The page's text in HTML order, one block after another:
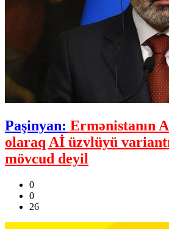
Paşinyan: Ermənistanın
olaraq Aİ üzvlüyü
mövcud deyil
0
0
26